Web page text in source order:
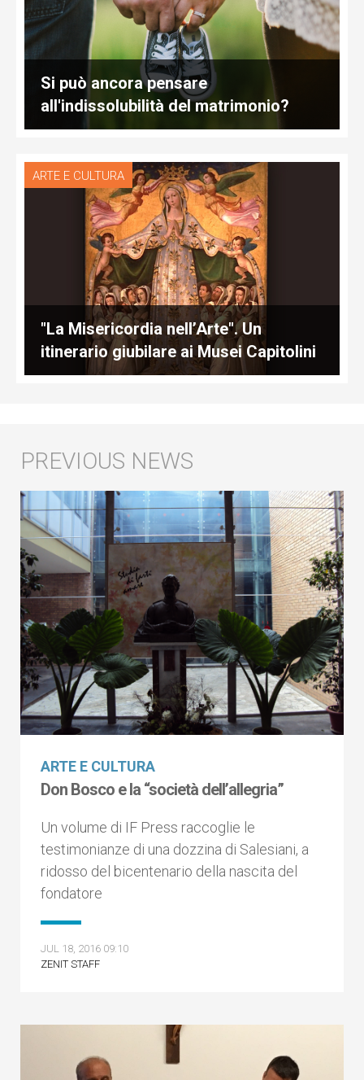
Si può ancora pensare
all'indissolubilità del matrimonio?
ARTE E CULTURA
"La Misericordia nell’Arte". Un
itinerario giubilare ai Musei Capitolini
ARTE E CULTURA
Don Bosco e la “società dell’allegria”
Un volume di IF Press raccoglie le
testimonianze di una dozzina di Salesiani, a
ridosso del bicentenario della nascita del
fondatore
JUL 18, 2016 09:10
ZENIT STAFF